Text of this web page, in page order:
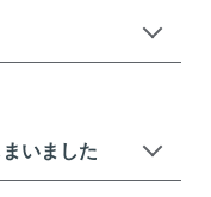
いました